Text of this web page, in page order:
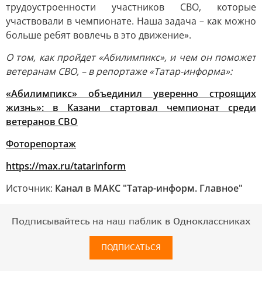
трудоустроенности участников СВО, которые
участвовали в чемпионате. Наша задача – как можно
больше ребят вовлечь в это движение».
О том, как пройдет «Абилимпикс», и чем он поможет
ветеранам СВО, – в репортаже «Татар-информа»:
«Абилимпикс» объединил уверенно строящих
жизнь»: в Казани стартовал чемпионат среди
ветеранов СВО
Фоторепортаж
https://max.ru/tatarinform
Источник: Канал в МАКС "Татар-информ. Главное"
Подписывайтесь на наш паблик в Одноклассниках
ПОДПИСАТЬСЯ